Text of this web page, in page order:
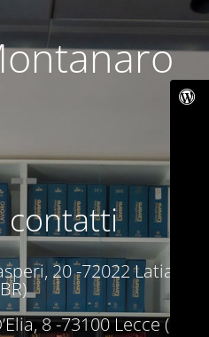
contatti
20 -72022 Latiano
8 -73100 Lecce (LE)